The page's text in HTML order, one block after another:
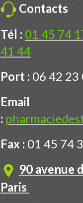
Contacts
Tél : 01 45 74
41 44
Port : 06 42 23
Email
:
Fax : 01 45 74
90 avenue
Paris